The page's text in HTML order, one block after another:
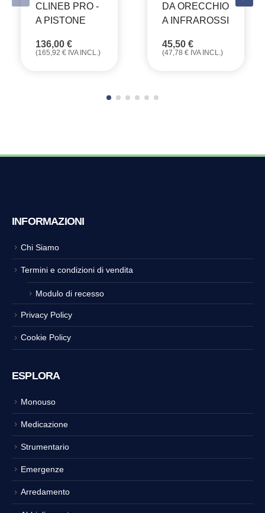
CLINEB PRO -
A PISTONE
136,00 €
(165,92 € IVA INCL.)
DA ORECCHIO
A INFRAROSSI
45,50 €
(47,78 € IVA INCL.)
INFORMAZIONI
Chi Siamo
Termini e condizioni di vendita
Modulo di recesso
Privacy Policy
Cookie Policy
ESPLORA
Monouso
Medicazione
Strumentario
Emergenze
Arredamento